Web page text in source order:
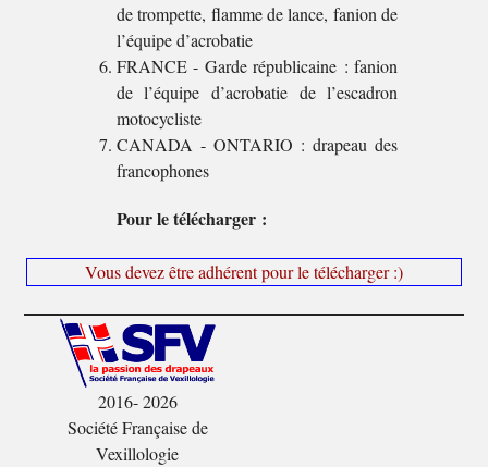
de trompette, flamme de lance, fanion de
l’équipe d’acrobatie
FRANCE - Garde républicaine : fanion
de l’équipe d’acrobatie de l’escadron
motocycliste
CANADA - ONTARIO : drapeau des
francophones
Pour le télécharger :
Vous devez être adhérent pour le télécharger :)
2016- 2026
Société Française de
Vexillologie